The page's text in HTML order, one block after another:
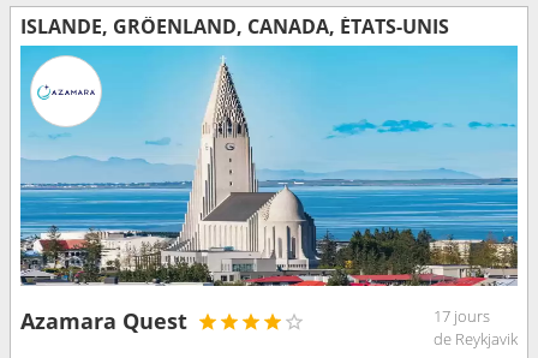
ISLANDE, GRÖENLAND, CANADA, ÉTATS-UNIS
Azamara Quest
17 jours
de Reykjavik